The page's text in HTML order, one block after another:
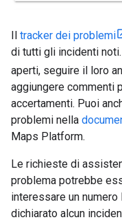
Il tracker dei problemi
di tutti gli incidenti
aperti, seguire il loro
aggiungere commenti
accertamenti. Puoi
problemi nella
Maps Platform.
Le richieste di
problema potrebbe
interessare un
dichiarato alcun